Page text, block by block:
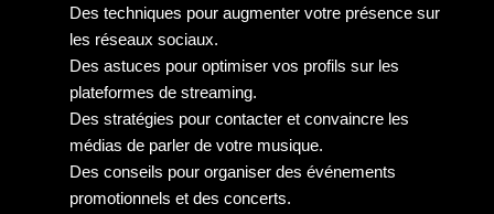
Des techniques pour augmenter votre présence sur
les réseaux sociaux.
Des astuces pour optimiser vos profils sur les
plateformes de streaming.
Des stratégies pour contacter et convaincre les
médias de parler de votre musique.
Des conseils pour organiser des événements
promotionnels et des concerts.